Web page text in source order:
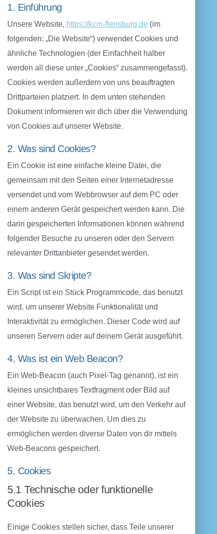
1. Einführung
Unsere Website, https://kcm-flensburg.de (im
folgenden: „Die Website“) verwendet Cookies und
ähnliche Technologien (der Einfachheit halber
werden all diese unter „Cookies“ zusammengefasst).
Cookies werden außerdem von uns beauftragten
Drittparteien platziert. In dem unten stehenden
Dokument informieren wir dich über die Verwendung
von Cookies auf unserer Website.
2. Was sind Cookies?
Ein Cookie ist eine einfache kleine Datei, die
gemeinsam mit den Seiten einer Internetadresse
versendet und vom Webbrowser auf dem PC oder
einem anderen Gerät gespeichert werden kann. Die
darin gespeicherten Informationen können während
folgender Besuche zu unseren oder den Servern
relevanter Drittanbieter gesendet werden.
3. Was sind Skripte?
Ein Script ist ein Stück Programmcode, das benutzt
wird, um unserer Website Funktionalität und
Interaktivität zu ermöglichen. Dieser Code wird auf
unseren Servern oder auf deinem Gerät ausgeführt.
4. Was ist ein Web Beacon?
Ein Web-Beacon (auch Pixel-Tag genannt), ist ein
kleines unsichtbares Textfragment oder Bild auf
einer Website, das benutzt wird, um den Verkehr auf
der Website zu überwachen. Um dies zu
ermöglichen werden diverse Daten von dir mittels
Web-Beacons gespeichert.
5. Cookies
5.1 Technische oder funktionelle
Cookies
Einige Cookies stellen sicher, dass Teile unserer